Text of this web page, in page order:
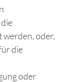
werden, oder,
die
oder